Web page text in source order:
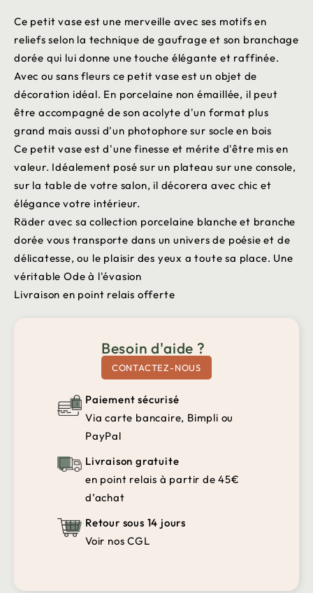
Ce petit vase est une merveille avec ses motifs en
reliefs selon la technique de gaufrage et son branchage
dorée qui lui donne une touche élégante et raffinée.
Avec ou sans fleurs ce petit vase est un objet de
décoration idéal. En porcelaine non émaillée, il peut
être accompagné de son acolyte d'un format plus
grand mais aussi d'un photophore sur socle en bois
Ce petit vase est d'une finesse et mérite d'être mis en
valeur. Idéalement posé sur un plateau sur une console,
sur la table de votre salon, il décorera avec chic et
élégance votre intérieur.
Räder avec sa collection porcelaine blanche et branche
dorée vous transporte dans un univers de poésie et de
délicatesse, ou le plaisir des yeux a toute sa place. Une
véritable Ode à l'évasion
Livraison en point relais offerte
Besoin d'aide ?
CONTACTEZ-NOUS
Paiement sécurisé
Via carte bancaire, Bimpli ou
PayPal
Livraison gratuite
en point relais à partir de 45€
d’achat
Retour sous 14 jours
Voir nos CGL